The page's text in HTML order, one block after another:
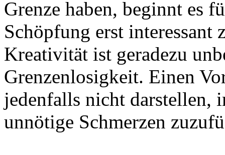
Grenze haben, beginnt es
Schöpfung erst interessant
Kreativität ist geradezu
Grenzenlosigkeit. Einen
jedenfalls nicht darstellen,
unnötige Schmerzen